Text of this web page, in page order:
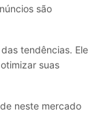
são
tendências. Ele
suas
neste mercado